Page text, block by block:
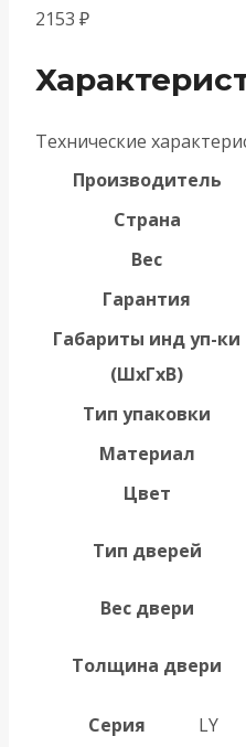
2153 ₽
Технические
Производитель
Страна
Вес
Гарантия
Габариты инд уп-ки
(ШхГхВ)
Тип упаковки
Материал
Цвет
Тип дверей
Вес двери
Толщина двери
Серия
LY